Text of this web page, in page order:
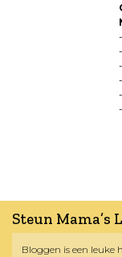
-
-
-
-
-
-
Steun Mama’s
Bloggen is een leuke